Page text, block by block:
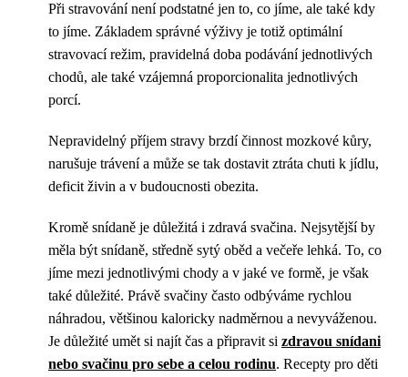
Při stravování není podstatné jen to, co jíme, ale také kdy
to jíme. Základem správné výživy je totiž optimální
stravovací režim, pravidelná doba podávání jednotlivých
chodů, ale také vzájemná proporcionalita jednotlivých
porcí.
Nepravidelný příjem stravy brzdí činnost mozkové kůry,
narušuje trávení a může se tak dostavit ztráta chuti k jídlu,
deficit živin a v budoucnosti obezita.
Kromě snídaně je důležitá i zdravá svačina. Nejsytější by
měla být snídaně, středně sytý oběd a večeře lehká. To, co
jíme mezi jednotlivými chody a v jaké ve formě, je však
také důležité. Právě svačiny často odbýváme rychlou
náhradou, většinou kaloricky nadměrnou a nevyváženou.
Je důležité umět si najít čas a připravit si zdravou snídani
nebo svačinu pro sebe a celou rodinu. Recepty pro děti